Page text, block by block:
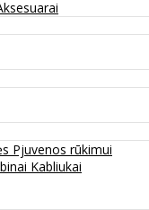
Pjuvenos rūkimui
Kabliukai